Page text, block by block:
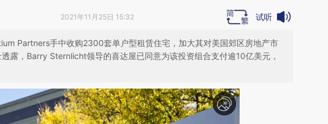
2021年11月25日 15:32 试听
Partners手中收购2300套单户型租赁住宅，加大其对美国郊区房地产市
露，Barry Sternlicht领导的喜达屋已同意为该投资组合支付逾10亿美元，